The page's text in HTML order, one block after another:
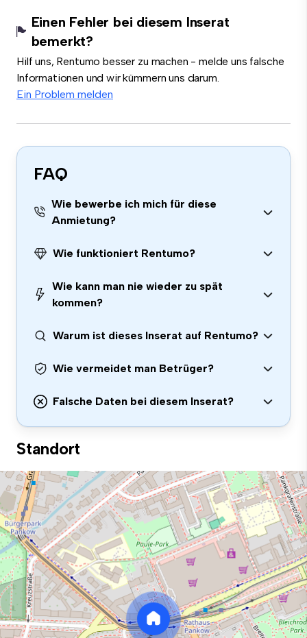
Einen Fehler bei diesem Inserat
bemerkt?
Hilf uns, Rentumo besser zu machen - melde uns falsche
Informationen und wir kümmern uns darum.
Ein Problem melden
FAQ
Wie bewerbe ich mich für diese
Anmietung?
Wie funktioniert Rentumo?
Wie kann man nie wieder zu spät
kommen?
Warum ist dieses Inserat auf Rentumo?
Wie vermeidet man Betrüger?
Falsche Daten bei diesem Inserat?
Standort